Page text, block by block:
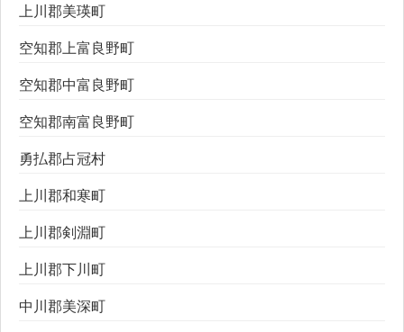
上川郡美瑛町
空知郡上富良野町
空知郡中富良野町
空知郡南富良野町
勇払郡占冠村
上川郡和寒町
上川郡剣淵町
上川郡下川町
中川郡美深町